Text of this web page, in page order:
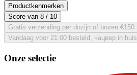
Productkenmerken
Score van 8 / 10
Gratis verzending per dozijn of boven €150
Vandaag voor 21:00 besteld, чацвер in huis
Onze selectie